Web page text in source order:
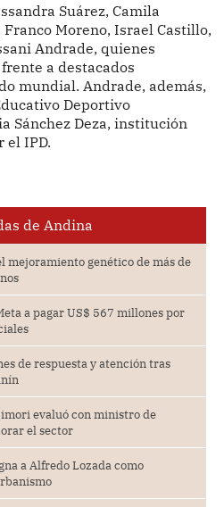
Suárez, Camila
Franco Moreno, Israel Castillo,
Andrade, quienes
a destacados
mundial. Andrade, además,
Deportivo
Sánchez Deza, institución
el IPD.
de Andina
mejoramiento genético de más de
a pagar US$ 567 millones por
de respuesta y atención tras
evaluó con ministro de
el sector
a Alfredo Lozada como